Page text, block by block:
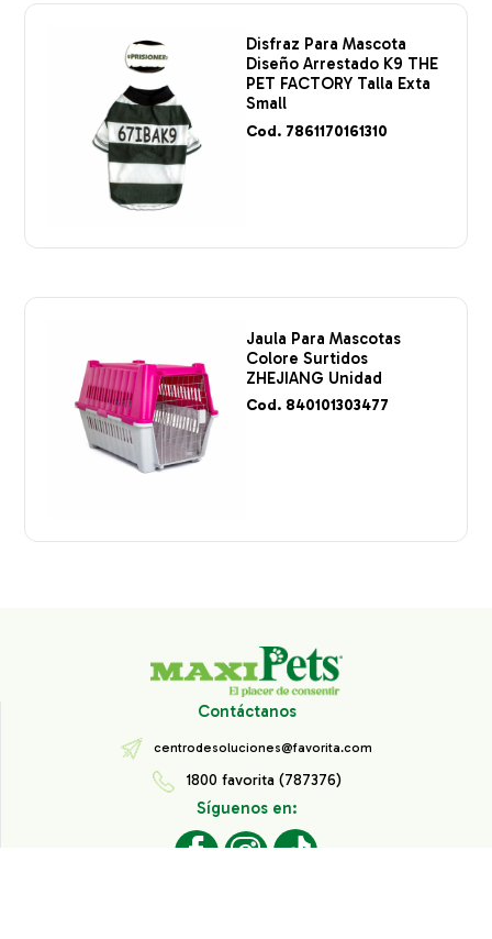
Disfraz Para Mascota
Diseño Arrestado K9 THE
PET FACTORY Talla Exta
Small
Cod. 7861170161310
Jaula Para Mascotas
Colore Surtidos
ZHEJIANG Unidad
Cod. 840101303477
Contáctanos
centrodesoluciones@favorita.com
1800 favorita (787376)
Síguenos en: